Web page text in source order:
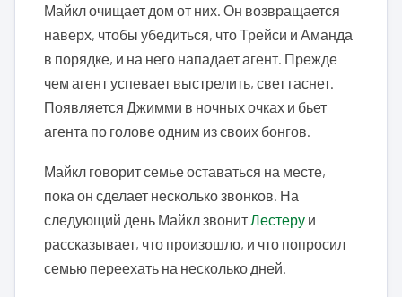
Майкл очищает дом от них. Он возвращается
наверх, чтобы убедиться, что Трейси и Аманда
в порядке, и на него нападает агент. Прежде
чем агент успевает выстрелить, свет гаснет.
Появляется Джимми в ночных очках и бьет
агента по голове одним из своих бонгов.
Майкл говорит семье оставаться на месте,
пока он сделает несколько звонков. На
следующий день Майкл звонитЛестеру и
рассказывает, что произошло, и что попросил
семью переехать на несколько дней.